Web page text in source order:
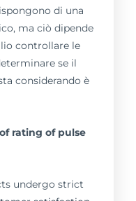
di una
ma ciò dipende
controllare le
se il
considerando è
rating of pulse
undergo strict